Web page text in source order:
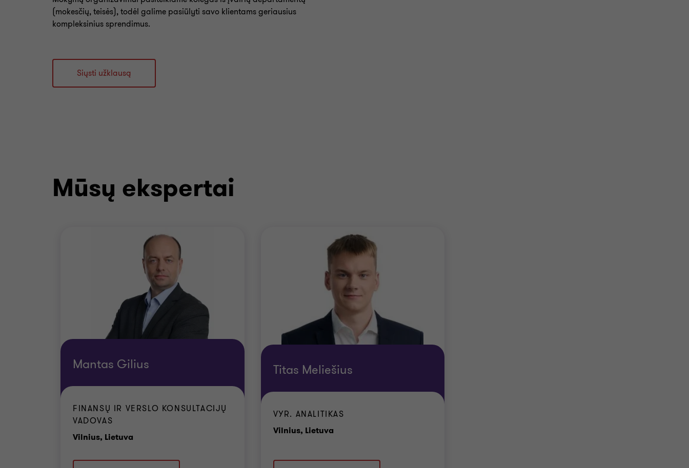
(mokesčių, teisės), todėl galime pasiūlyti savo klientams geriausius
kompleksinius sprendimus.
Siųsti užklausą
Mūsų ekspertai
Mantas Gilius
FINANSŲ IR VERSLO KONSULTACIJŲ
VADOVAS
Vilnius, Lietuva
Titas Meliešius
VYR. ANALITIKAS
Vilnius, LietuvaBiurai